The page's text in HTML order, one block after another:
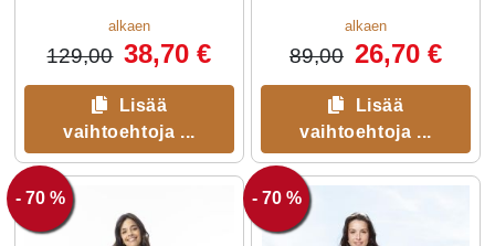
alkaen
129,00 38,70 €
Lisää
vaihtoehtoja ...
alkaen
89,00 26,70 €
Lisää
vaihtoehtoja ...
- 70 % - 70 %